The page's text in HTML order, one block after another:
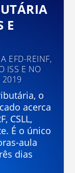
E
EFD-REINF,
ISS E NO
2019
o
acerca
CSLL,
É o único
aula
dias